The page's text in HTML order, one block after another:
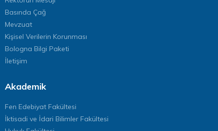
Basında Çağ
Mevzuat
Kişisel Verilerin Korunması
Bologna Bilgi Paketi
İletişim
Akademik
Fen Edebiyat Fakültesi
İktisadi ve İdari Bilimler Fakültesi